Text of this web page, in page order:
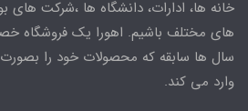
خانه ها، ادارات، دانشگاه ها ،شرکت های
های مختلف باشیم. اهورا یک فروشگاه
سال ها سابقه که محصولات خود را
وارد می کند.